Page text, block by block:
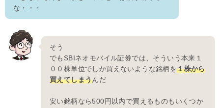
な・・・
そう
でもSBIネオモバイル証券では、そういう本来１
００株単位でしか買えないような銘柄を１株から
買えてしまうんだ
安い銘柄なら500円以内で買えるものもいくつか